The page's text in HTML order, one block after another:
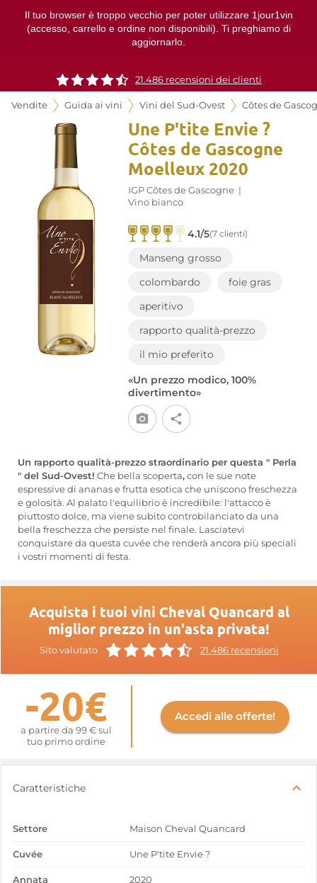
Il tuo browser è troppo vecchio per poter utilizzare 1jour1vin
(accesso, carrello e ordine non disponibili). Ti preghiamo di
aggiornarlo.
21.486 recensioni dei clienti
Vendite Guida ai vini Vini del Sud-Ovest Côtes de
Une P'tite Envie ?
Côtes de Gascogne
Moelleux 2020
IGP Côtes de Gascogne |
Vino bianco
4.1/5(7 clienti)
Manseng grosso
colombardo
foie gras
aperitivo
rapporto qualità-prezzo
il mio preferito
«Un prezzo modico, 100%
divertimento»
Un rapporto qualità-prezzo straordinario per questa " Perla
" del Sud-Ovest! Che bella scoperta, con le sue note
espressive di ananas e frutta esotica che uniscono freschezza
e golosità. Al palato l'equilibrio è incredibile: l'attacco è
piuttosto dolce, ma viene subito controbilanciato da una
bella freschezza che persiste nel finale. Lasciatevi
conquistare da questa cuvée che renderà ancora più speciali
i vostri momenti di festa.
Acquista i tuoi vini Cheval Quancard al
miglior prezzo in un'asta privata!
Sito valutato 21.486 recensioni
-20€
a partire da 99 € sul
tuo primo ordine
Accedi alle offerte!
Caratteristiche
Settore Maison Cheval Quancard
Cuvée Une P'tite Envie ?
Annata 2020